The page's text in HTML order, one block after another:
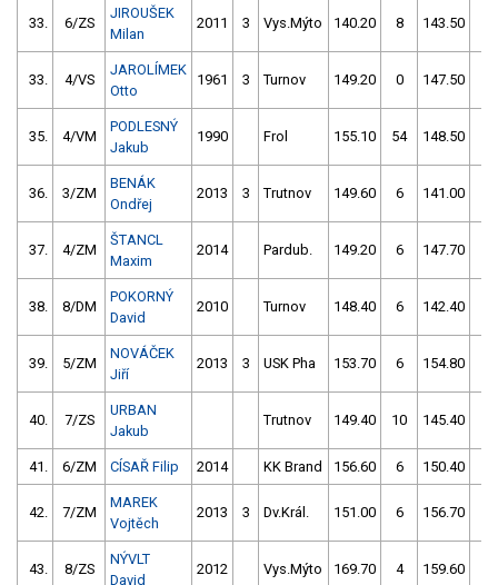
33. 6/ZS
JIROUŠEK
Milan
2011 3 Vys.Mýto 140.20 8 143.50
33. 4/VS
JAROLÍMEK
Otto
1961 3 Turnov 149.20 0 147.50
35. 4/VM
PODLESNÝ
Jakub
1990 Frol 155.10 54 148.50
36. 3/ZM
BENÁK
Ondřej
2013 3 Trutnov 149.60 6 141.00
37. 4/ZM
ŠTANCL
Maxim
2014 Pardub. 149.20 6 147.70
38. 8/DM
POKORNÝ
David
2010 Turnov 148.40 6 142.40
39. 5/ZM
NOVÁČEK
Jiří
2013 3 USK Pha 153.70 6 154.80
40. 7/ZS
URBAN
Jakub
Trutnov 149.40 10 145.40
41. 6/ZM CÍSAŘ Filip 2014 KK Brand 156.60 6 150.40
42. 7/ZM
MAREK
Vojtěch
2013 3 Dv.Král. 151.00 6 156.70
43. 8/ZS
NÝVLT
David
2012 Vys.Mýto 169.70 4 159.60